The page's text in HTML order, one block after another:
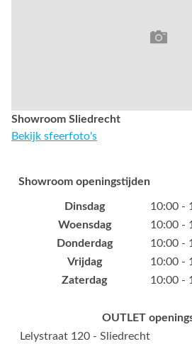
Showroom Sliedrecht
Bekijk sfeerfoto's
Showroom openingstijden
Dinsdag
10:00 -
Woensdag
10:00 -
Donderdag
10:00 -
Vrijdag
10:00 -
Zaterdag
10:00 -
OUTLET
Lelystraat 120 - Sliedrecht